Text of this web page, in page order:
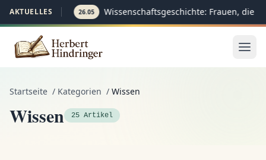
AKTUELLES 26.05 Wissenschaftsgeschichte: Frauen, die
Startseite / Kategorien / Wissen
Wissen 25 Artikel